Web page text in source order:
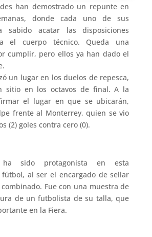
han demostrado un repunte en
donde cada uno de sus
sabido acatar las disposiciones
el cuerpo técnico. Queda una
cumplir, pero ellos ya han dado el
un lugar en los duelos de repesca,
sitio en los octavos de final. A la
el lugar en que se ubicarán,
frente al Monterrey, quien se vio
(2) goles contra cero (0).
sido protagonista en esta
al ser el encargado de sellar
Fue con una muestra de
de un futbolista de su talla, que
en la Fiera.